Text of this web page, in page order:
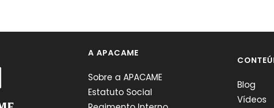
A APACAME
Sobre a APACAME
Estatuto Social
Blog
Vídeos